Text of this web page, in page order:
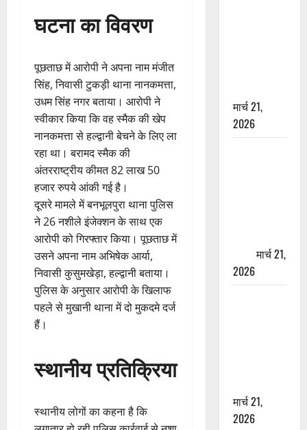
घटना का विवरण
पूछताछ में आरोपी ने अपना नाम मंजीत
सिंह, निवासी टुकड़ी थाना नानकमत्ता,
उधम सिंह नगर बताया। आरोपी ने
स्वीकार किया कि वह स्मैक की खेप
नानकमत्ता से हल्द्वानी बेचने के लिए ला
रहा था। बरामद स्मैक की
अंतरराष्ट्रीय कीमत 82 लाख 50
हजार रुपये आंकी गई है।
दूसरे मामले में बनभूलपुरा थाना पुलिस
ने 26 नशीले इंजेक्शन के साथ एक
आरोपी को गिरफ्तार किया। पूछताछ में
उसने अपना नाम अभिषेक आर्या,
निवासी कुसुमखेड़ा, हल्द्वानी बताया।
पुलिस के अनुसार आरोपी के खिलाफ
पहले से मुखानी थाना में दो मुकदमे दर्ज
हैं।
स्थानीय प्रतिक्रिया
स्थानीय लोगों का कहना है कि
मार्च 21,
2026
मार्च 21,
2026
मार्च 21,
2026